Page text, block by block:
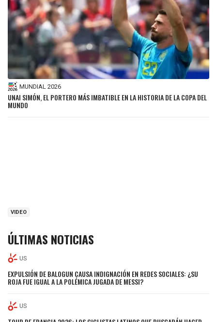
MUNDIAL 2026
UNAI SIMÓN, EL PORTERO MÁS IMBATIBLE EN LA HISTORIA DE LA COPA DEL
MUNDO
VIDEO
ÚLTIMAS NOTICIAS
US
EXPULSIÓN DE BALOGUN CAUSA INDIGNACIÓN EN REDES SOCIALES: ¿SU
ROJA FUE IGUAL A LA POLÉMICA JUGADA DE MESSI?
US